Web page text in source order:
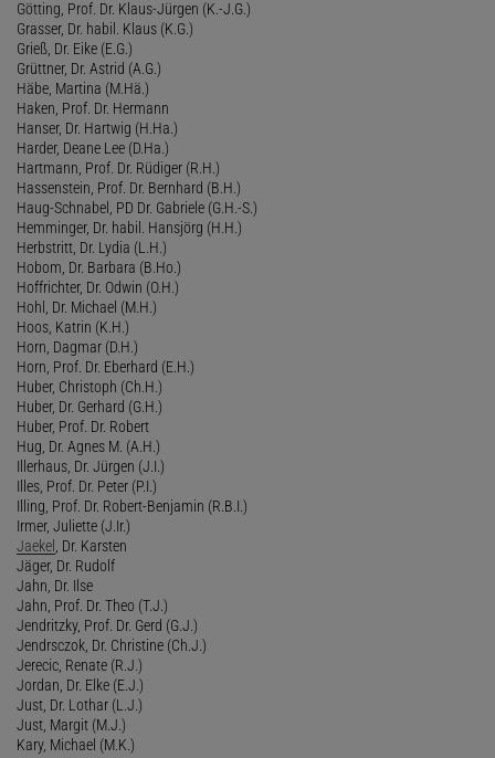
Götting, Prof. Dr. Klaus-Jürgen (K.-J.G.)
Grasser, Dr. habil. Klaus (K.G.)
Grieß, Dr. Eike (E.G.)
Grüttner, Dr. Astrid (A.G.)
Häbe, Martina (M.Hä.)
Haken, Prof. Dr. Hermann
Hanser, Dr. Hartwig (H.Ha.)
Harder, Deane Lee (D.Ha.)
Hartmann, Prof. Dr. Rüdiger (R.H.)
Hassenstein, Prof. Dr. Bernhard (B.H.)
Haug-Schnabel, PD Dr. Gabriele (G.H.-S.)
Hemminger, Dr. habil. Hansjörg (H.H.)
Herbstritt, Dr. Lydia (L.H.)
Hobom, Dr. Barbara (B.Ho.)
Hoffrichter, Dr. Odwin (O.H.)
Hohl, Dr. Michael (M.H.)
Hoos, Katrin (K.H.)
Horn, Dagmar (D.H.)
Horn, Prof. Dr. Eberhard (E.H.)
Huber, Christoph (Ch.H.)
Huber, Dr. Gerhard (G.H.)
Huber, Prof. Dr. Robert
Hug, Dr. Agnes M. (A.H.)
Illerhaus, Dr. Jürgen (J.I.)
Illes, Prof. Dr. Peter (P.I.)
Illing, Prof. Dr. Robert-Benjamin (R.B.I.)
Irmer, Juliette (J.Ir.)
Jaekel , Dr. Karsten
Jäger, Dr. Rudolf
Jahn, Dr. Ilse
Jahn, Prof. Dr. Theo (T.J.)
Jendritzky, Prof. Dr. Gerd (G.J.)
Jendrsczok, Dr. Christine (Ch.J.)
Jerecic, Renate (R.J.)
Jordan, Dr. Elke (E.J.)
Just, Dr. Lothar (L.J.)
Just, Margit (M.J.)
Kary, Michael (M.K.)